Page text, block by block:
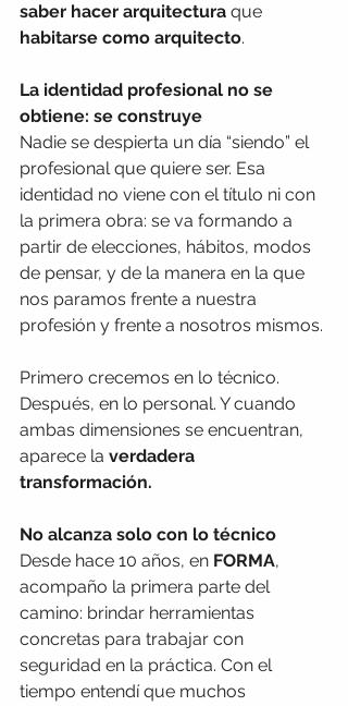
saber hacer arquitectura que
habitarse como arquitecto.
La identidad profesional no se
obtiene: se construye
Nadie se despierta un día “siendo” el
profesional que quiere ser. Esa
identidad no viene con el título ni con
la primera obra: se va formando a
partir de elecciones, hábitos, modos
de pensar, y de la manera en la que
nos paramos frente a nuestra
profesión y frente a nosotros mismos.
Primero crecemos en lo técnico.
Después, en lo personal. Y cuando
ambas dimensiones se encuentran,
aparece la verdadera
transformación.
No alcanza solo con lo técnico
Desde hace 10 años, en FORMA,
acompaño la primera parte del
camino: brindar herramientas
concretas para trabajar con
seguridad en la práctica. Con el
tiempo entendí que muchos